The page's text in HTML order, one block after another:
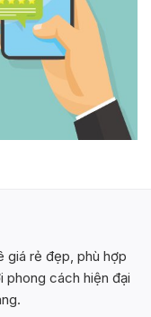
giá rẻ đẹp, phù hợp
phong cách hiện đại